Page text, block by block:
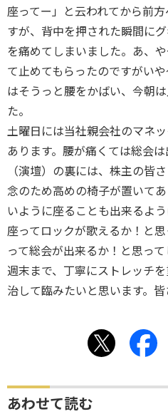
座ってー」と云われてから前
すが、背中を押された瞬間に
を痛めてしまいました。あ、
て止めてもらったのですがい
はそうっと腰をかばい、今朝
た。
土曜日には当社親会社のマネ
あります。腰が痛くては総会
（演壇）の裏には、株主の皆
念のため高めの椅子が置いて
いように座ることも出来るよ
座ってロックが歌えるか！と
って総会が出来るか！と思っ
週末まで、丁寧にストレッチ
治して臨みたいと思います。皆
あわせて読む